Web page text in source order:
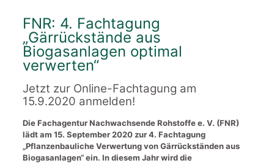
FNR: 4. Fachtagung
„Gärrückstände aus
Biogasanlagen optimal
verwerten“
Jetzt zur Online-Fachtagung am
15.9.2020 anmelden!
Die Fachagentur Nachwachsende Rohstoffe e. V. (FNR)
lädt am 15. September 2020 zur 4. Fachtagung
„Pflanzenbauliche Verwertung von Gärrückständen aus
Biogasanlagen“ ein. In diesem Jahr wird die